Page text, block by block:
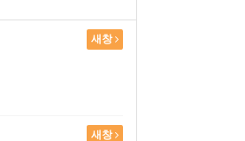
새창
새창